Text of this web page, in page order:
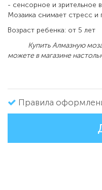
- сенсорное и зрительное
Мозаика снимает стресс и
Возраст ребенка: от 5 лет
Купить Алмазную
можете в магазине
Правила